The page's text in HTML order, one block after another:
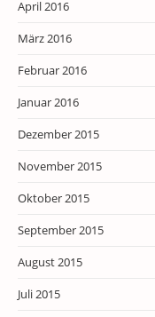
April 2016
März 2016
Februar 2016
Januar 2016
Dezember 2015
November 2015
Oktober 2015
September 2015
August 2015
Juli 2015